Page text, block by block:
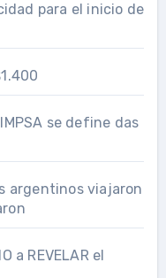
para el inicio de
se define das
argentinos viajaron
a REVELAR el